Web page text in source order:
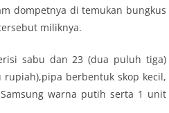
dompetnya di temukan bungkus
miliknya.
sabu dan 23 (dua puluh tiga)
berbentuk skop kecil,
warna putih serta 1 unit